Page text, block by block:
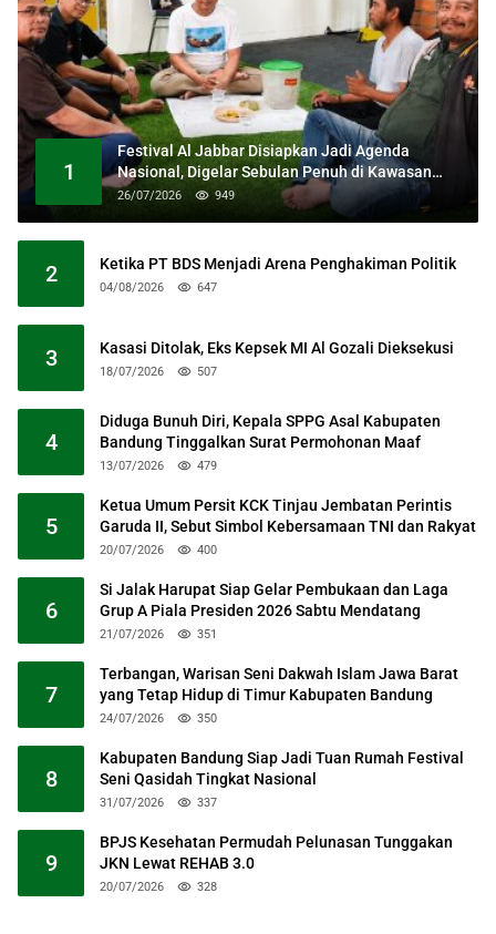
1
Festival Al Jabbar Disiapkan Jadi Agenda
Nasional, Digelar Sebulan Penuh di Kawasan
Masjid Raya Al Jabbar
26/07/2026 949
2 Ketika PT BDS Menjadi Arena Penghakiman Politik
04/08/2026 647
3 Kasasi Ditolak, Eks Kepsek MI Al Gozali Dieksekusi
18/07/2026 507
4
Diduga Bunuh Diri, Kepala SPPG Asal Kabupaten
Bandung Tinggalkan Surat Permohonan Maaf
13/07/2026 479
5
Ketua Umum Persit KCK Tinjau Jembatan Perintis
Garuda II, Sebut Simbol Kebersamaan TNI dan Rakyat
20/07/2026 400
6
Si Jalak Harupat Siap Gelar Pembukaan dan Laga
Grup A Piala Presiden 2026 Sabtu Mendatang
21/07/2026 351
7
Terbangan, Warisan Seni Dakwah Islam Jawa Barat
yang Tetap Hidup di Timur Kabupaten Bandung
24/07/2026 350
8
Kabupaten Bandung Siap Jadi Tuan Rumah Festival
Seni Qasidah Tingkat Nasional
31/07/2026 337
9
BPJS Kesehatan Permudah Pelunasan Tunggakan
JKN Lewat REHAB 3.0
20/07/2026 328